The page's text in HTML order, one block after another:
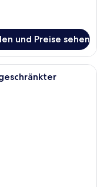
und Preise sehen
mit zwei Liegestühlen,